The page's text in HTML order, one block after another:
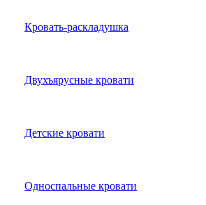
Кровать-раскладушка
Двухъярусные кровати
Детские кровати
Односпальные кровати